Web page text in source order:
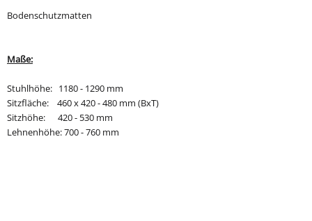
Bodenschutzmatten
Maße:
Stuhlhöhe: 1180 - 1290 mm
Sitzfläche: 460 x 420 - 480 mm (BxT)
Sitzhöhe: 420 - 530 mm
Lehnenhöhe: 700 - 760 mm